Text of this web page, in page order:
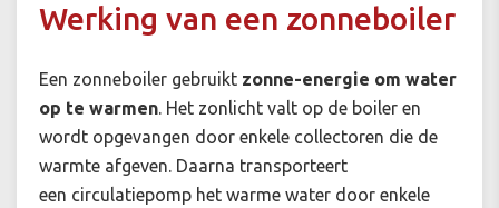
Werking van een zonneboiler
Een zonneboiler gebruikt zonne-energie om water
op te warmen. Het zonlicht valt op de boiler en
wordt opgevangen door enkele collectoren die de
warmte afgeven. Daarna transporteert
een circulatiepomp het warme water door enkele